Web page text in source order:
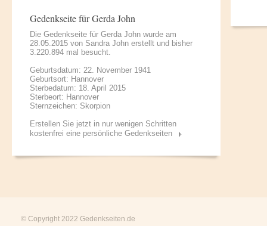
Gedenkseite für Gerda John
Die Gedenkseite für Gerda John wurde am
28.05.2015 von Sandra John erstellt und bisher
3.220.894 mal besucht.
Geburtsdatum: 22. November 1941
Geburtsort: Hannover
Sterbedatum: 18. April 2015
Sterbeort: Hannover
Sternzeichen: Skorpion
Erstellen Sie jetzt in nur wenigen Schritten
kostenfrei eine persönliche Gedenkseiten
© Copyright 2022 Gedenkseiten.de